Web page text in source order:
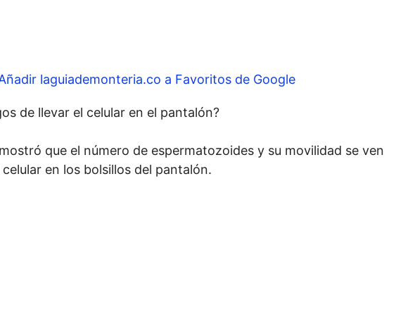
laguiademonteria.co a Favoritos de Google
de llevar el celular en el pantalón?
que el número de espermatozoides y su movilidad se ven
celular en los bolsillos del pantalón.